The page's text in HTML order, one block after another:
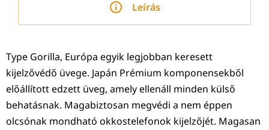
Leírás
Type Gorilla, Európa egyik legjobban keresett
kijelzővédő üvege. Japán Prémium komponensekből
előállított edzett üveg, amely ellenáll minden külső
behatásnak. Magabiztosan megvédi a nem éppen
olcsónak mondható okkostelefonok kijelzőjét. Magasan